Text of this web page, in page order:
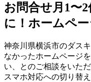
お問合せ月1〜
に！ホームペ
神奈川県横浜市のダス
なかったホームページ
い、とのご相談をいただ
スマホ対応への切り替